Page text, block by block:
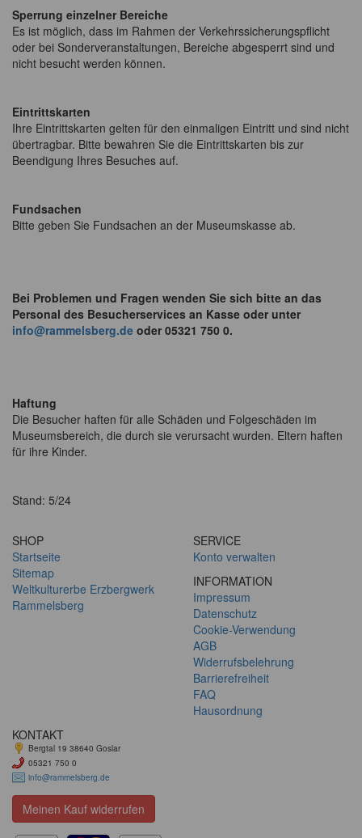
Sperrung einzelner Bereiche
Es ist möglich, dass im Rahmen der Verkehrssicherungspflicht
oder bei Sonderveranstaltungen, Bereiche abgesperrt sind und
nicht besucht werden können.
Eintrittskarten
Ihre Eintrittskarten gelten für den einmaligen Eintritt und sind nicht
übertragbar. Bitte bewahren Sie die Eintrittskarten bis zur
Beendigung Ihres Besuches auf.
Fundsachen
Bitte geben Sie Fundsachen an der Museumskasse ab.
Bei Problemen und Fragen wenden Sie sich bitte an das
Personal des Besucherservices an Kasse oder unter
info@rammelsberg.de oder 05321 750 0.
Haftung
Die Besucher haften für alle Schäden und Folgeschäden im
Museumsbereich, die durch sie verursacht wurden. Eltern haften
für ihre Kinder.
Stand: 5/24
SHOP
Startseite
Sitemap
Weltkulturerbe Erzbergwerk
Rammelsberg
SERVICE
Konto verwalten
INFORMATION
Impressum
Datenschutz
Cookie-Verwendung
AGB
Widerrufsbelehrung
Barrierefreiheit
FAQ
Hausordnung
KONTAKT
Bergtal 19 38640 Goslar
05321 750 0
info@rammelsberg.de
Meinen Kauf widerrufen